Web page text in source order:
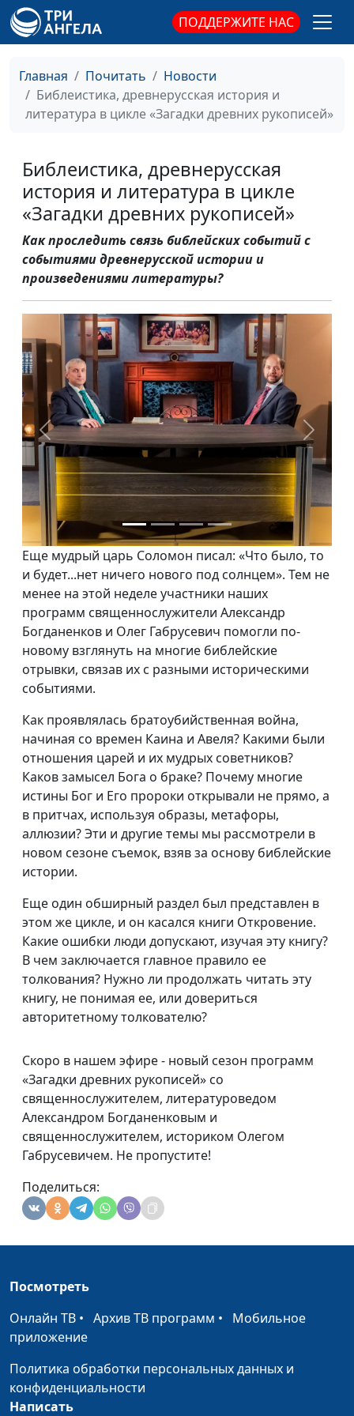
ПОДДЕРЖИТЕ НАС
Главная Почитать
Новости
Библеистика, древнерусская история и
литература в цикле «Загадки древних рукописей»
Библеистика, древнерусская
история и литература в цикле
«Загадки древних рукописей»
Как проследить связь библейских событий с
событиями древнерусской истории и
произведениями литературы?
Previous Next
Еще мудрый царь Соломон писал: «Что было, то
и будет...нет ничего нового под солнцем». Тем не
менее на этой неделе участники наших
программ священнослужители Александр
Богданенков и Олег Габрусевич помогли по-
новому взглянуть на многие библейские
отрывки, связав их с разными историческими
событиями.
Как проявлялась братоубийственная война,
начиная со времен Каина и Авеля? Какими были
отношения царей и их мудрых советников?
Каков замысел Бога о браке? Почему многие
истины Бог и Его пророки открывали не прямо, а
в притчах, используя образы, метафоры,
аллюзии? Эти и другие темы мы рассмотрели в
новом сезоне съемок, взяв за основу библейские
истории.
Еще один обширный раздел был представлен в
этом же цикле, и он касался книги Откровение.
Какие ошибки люди допускают, изучая эту книгу?
В чем заключается главное правило ее
толкования? Нужно ли продолжать читать эту
книгу, не понимая ее, или довериться
авторитетному толкователю?
Скоро в нашем эфире - новый сезон программ
«Загадки древних рукописей» со
священнослужителем, литературоведом
Александром Богданенковым и
священнослужителем, историком Олегом
Габрусевичем. Не пропустите!
Поделиться:
Посмотреть
Онлайн ТВ • Архив ТВ программ • Мобильное
приложение
Политика обработки персональных данных и
конфиденциальности
Написать